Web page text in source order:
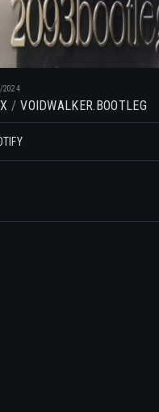
2024
VOIDWALKER.BOOTLEG